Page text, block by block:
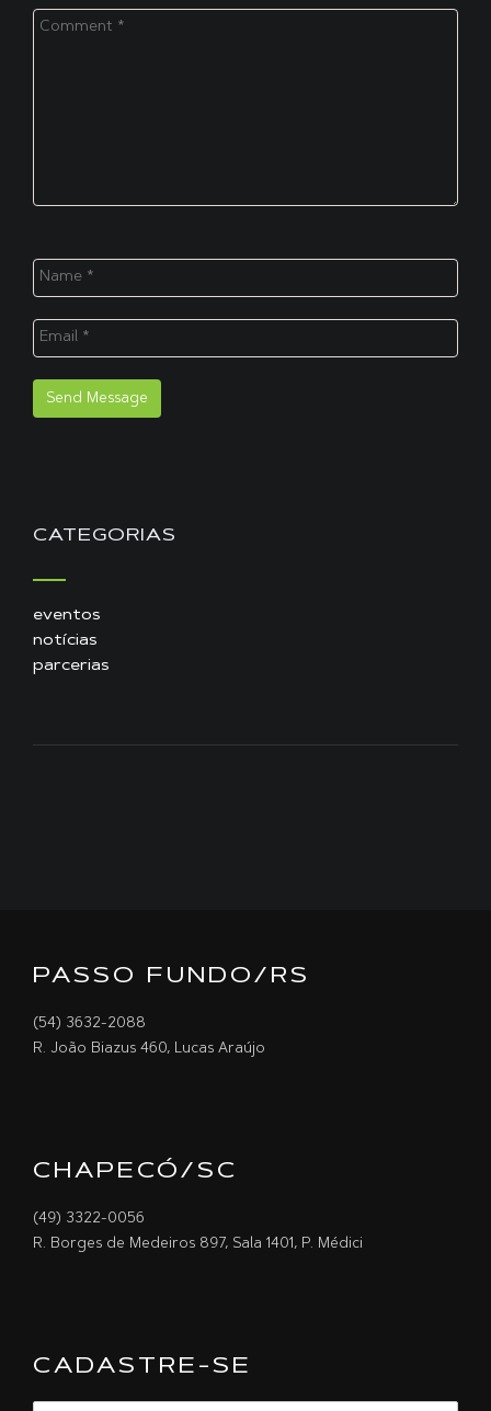
CATEGORIAS
eventos
notícias
parcerias
PASSO FUNDO/RS
(54) 3632-2088
R. João Biazus 460, Lucas Araújo
CHAPECÓ/SC
(49) 3322-0056
R. Borges de Medeiros 897, Sala 1401, P. Médici
CADASTRE-SE